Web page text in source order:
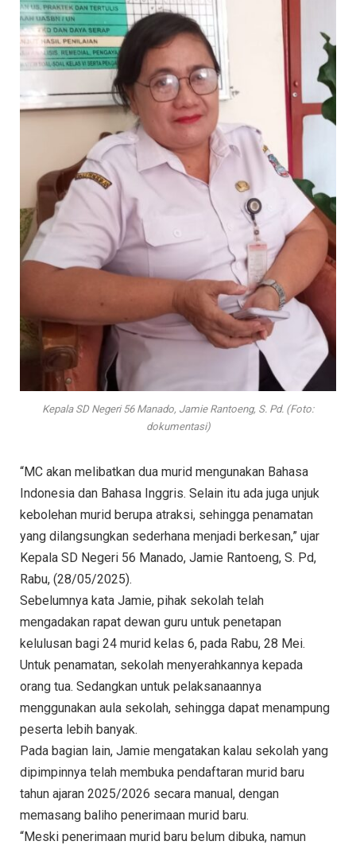
Kepala SD Negeri 56 Manado, Jamie Rantoeng, S. Pd. (Foto:
dokumentasi)
“MC akan melibatkan dua murid mengunakan Bahasa
Indonesia dan Bahasa Inggris. Selain itu ada juga unjuk
kebolehan murid berupa atraksi, sehingga penamatan
yang dilangsungkan sederhana menjadi berkesan,” ujar
Kepala SD Negeri 56 Manado, Jamie Rantoeng, S. Pd,
Rabu, (28/05/2025).
Sebelumnya kata Jamie, pihak sekolah telah
mengadakan rapat dewan guru untuk penetapan
kelulusan bagi 24 murid kelas 6, pada Rabu, 28 Mei.
Untuk penamatan, sekolah menyerahkannya kepada
orang tua. Sedangkan untuk pelaksanaannya
menggunakan aula sekolah, sehingga dapat menampung
peserta lebih banyak.
Pada bagian lain, Jamie mengatakan kalau sekolah yang
dipimpinnya telah membuka pendaftaran murid baru
tahun ajaran 2025/2026 secara manual, dengan
memasang baliho penerimaan murid baru.
“Meski penerimaan murid baru belum dibuka, namun